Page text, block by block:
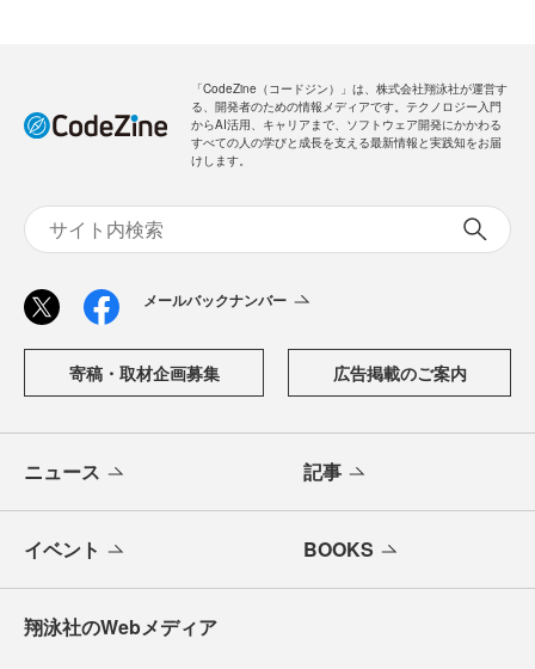
「CodeZine（コードジン）」は、株式会社翔泳社が運営す
る、開発者のための情報メディアです。テクノロジー入門
からAI活用、キャリアまで、ソフトウェア開発にかかわる
すべての人の学びと成長を支える最新情報と実践知をお届
けします。
メールバックナンバー
寄稿・取材企画募集 広告掲載のご案内
ニュース 記事
イベント BOOKS
翔泳社のWebメディア